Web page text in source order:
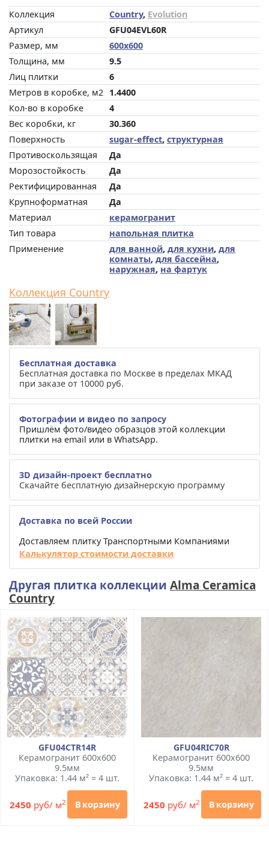
Коллекция Country, Evolution
Артикул
GFU04EVL60R
Размер, мм
600x600
Толщина, мм
9.5
Лиц плитки
6
Метров в коробке, м2 1.4400
Кол-во в коробке
4
Вес коробки, кг
30.360
Поверхность
sugar-effect, структурная
Противоскользящая
Да
Морозостойкость
Да
Ректифицированная
Да
Крупноформатная
Да
Материал
керамогранит
Тип товара
напольная плитка
Применение
для ванной, для кухни, для
комнаты, для бассейна,
наружная, на фартук
Коллекция Country
Бесплатная доставка
Бесплатная доставка по Москве в пределах МКАД
при заказе от 10000 руб.
Фотографии и видео по запросу
Пришлём фото/видео образцов этой коллекции
плитки на email или в WhatsApp.
3D дизайн-проект бесплатно
Скачайте бесплатную дизайнерскую программу
Доставка по всей России
Доставляем плитку Транспортными Компаниями
Калькулятор стоимости доставки
Другая плитка коллекции Alma Ceramica
Country
GFU04CTR14R
Керамогранит 600x600
9.5мм
Упаковка: 1.44 м² = 4 шт.
2450 руб/ м2 В корзину
GFU04RIC70R
Керамогранит 600x600
9.5мм
Упаковка: 1.44 м² = 4 шт.
2450 руб/ м2 В корзину